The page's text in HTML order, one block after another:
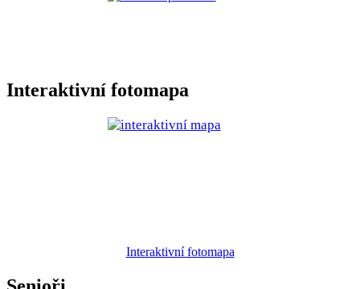
Interaktivní fotomapa
Interaktivní fotomapa